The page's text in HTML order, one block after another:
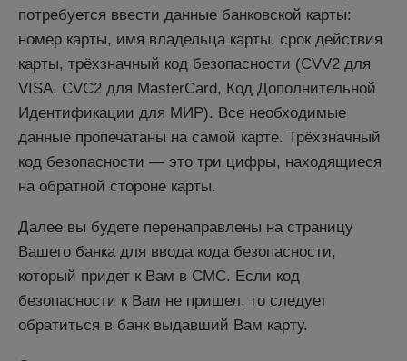
потребуется ввести данные банковской карты:
номер карты, имя владельца карты, срок действия
карты, трёхзначный код безопасности (CVV2 для
VISA, CVC2 для MasterCard, Код Дополнительной
Идентификации для МИР). Все необходимые
данные пропечатаны на самой карте. Трёхзначный
код безопасности — это три цифры, находящиеся
на обратной стороне карты.
Далее вы будете перенаправлены на страницу
Вашего банка для ввода кода безопасности,
который придет к Вам в СМС. Если код
безопасности к Вам не пришел, то следует
обратиться в банк выдавший Вам карту.